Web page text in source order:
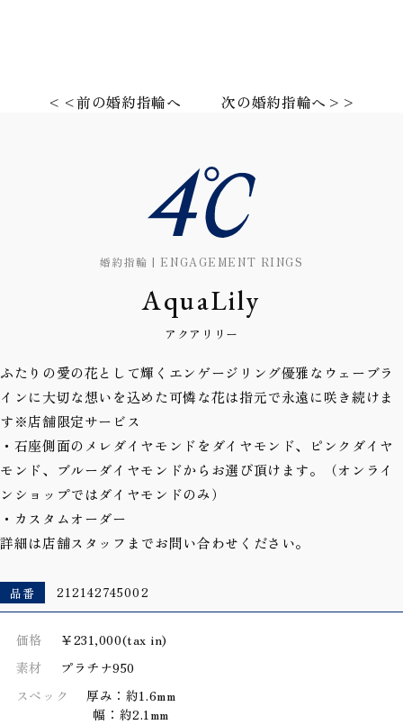
<<前の婚約指輪へ 次の婚約指輪へ>>
婚約指輪 | ENGAGEMENT RINGS
AquaLily
アクアリリー
ふたりの愛の花として輝くエンゲージリング優雅なウェーブラ
インに大切な想いを込めた可憐な花は指元で永遠に咲き続けま
す※店舗限定サービス
・石座側面のメレダイヤモンドをダイヤモンド、ピンクダイヤ
モンド、ブルーダイヤモンドからお選び頂けます。（オンライ
ンショップではダイヤモンドのみ）
・カスタムオーダー
詳細は店舗スタッフまでお問い合わせください。
品番 212142745002
価格
￥231,000(tax in)
素材
プラチナ950
スペック
厚み：約1.6mm
幅：約2.1mm